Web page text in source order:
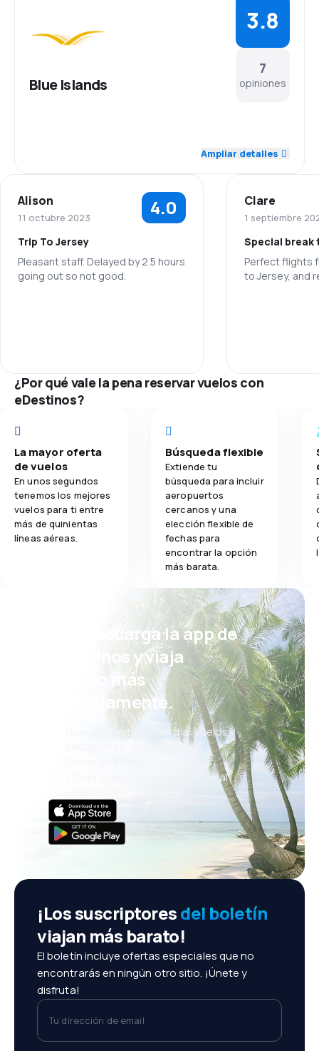
Blue Islands
7
opiniones
3.8
Red de conexiones 4.4
Precio del billete 3.6
Comodidad de viaje 4.0
Ampliar detalles
Alison
11 octubre 2023 4.0
Trip To Jersey
Pleasant staff. Delayed by 2.5 hours
going out so not good.
Clare
1 septiembre
Special break
Perfect flights
to Jersey, and
Red de
Comodidad
Transporte
¿Por qué vale la pena reservar vuelos con
eDestinos?
La mayor oferta
de vuelos
En unos segundos
tenemos los mejores
vuelos para ti entre
más de quinientas
líneas aéreas.
Búsqueda flexible
Extiende tu
búsqueda para incluir
aeropuertos
cercanos y una
elección flexible de
fechas para
encontrar la opción
más barata.
¡Eh! Descarga la app de
eDestinos y viaja
incluso más
cómodamente.
Nuevas ofertas cada día: vuelos,
vacaciones, escapadas
Cómoda gestión de reservas
¡Todo lo que importa, siempre al
¡Los suscriptoresdel boletín
viajan más barato!
El boletín incluye ofertas especiales que no
encontrarás en ningún otro sitio. ¡Únete y
disfruta!
Tu dirección de email